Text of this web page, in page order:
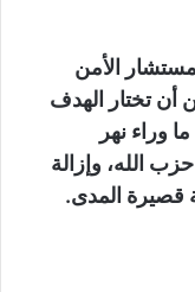
الأمن
أن تختار الهدف
وراء نهر
الله، وإزالة
قصيرة المدى.